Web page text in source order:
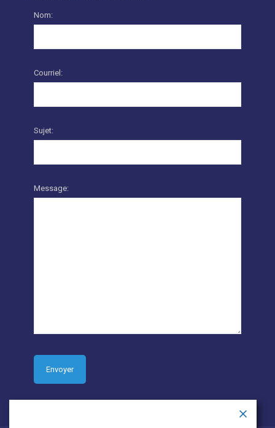
Nom:
Courriel:
Sujet:
Message: